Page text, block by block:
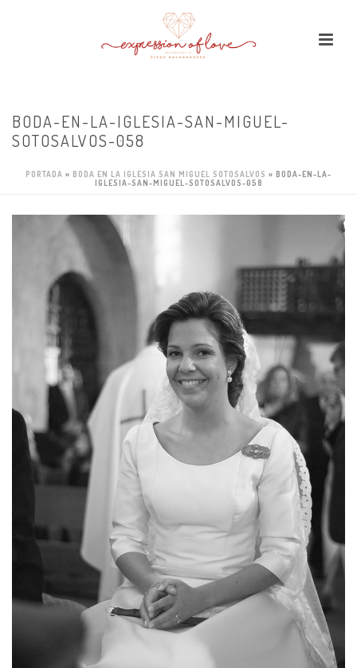
BODA-EN-LA-IGLESIA-SAN-MIGUEL-
SOTOSALVOS-058
PORTADA » BODA EN LA IGLESIA SAN MIGUEL SOTOSALVOS » BODA-EN-LA-
IGLESIA-SAN-MIGUEL-SOTOSALVOS-058